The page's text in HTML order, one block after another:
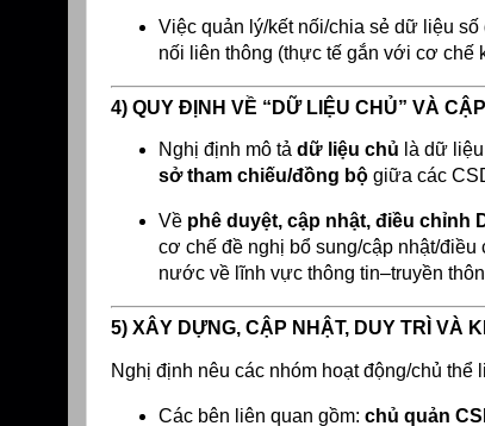
Việc quản lý/kết nối/chia sẻ dữ liệu
nối liên thông (thực tế gắn với cơ chế
4) QUY ĐỊNH VỀ “DỮ LIỆU CHỦ” VÀ
Nghị định mô tả dữ liệu chủ là dữ
sở tham chiếu/đồng bộgiữa các
Về phê duyệt, cập nhật, điều chỉnh
cơ chế đề nghị bổ sung/cập nhật/
nước về lĩnh vực thông tin–truyền
5) XÂY DỰNG, CẬP NHẬT, DUY TRÌ VÀ
Nghị định nêu các nhóm hoạt động/chủ thể
Các bên liên quan gồm: chủ quản